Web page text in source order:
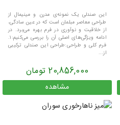
این صندلی یک نمونه‌ی مدرن و مینیمال از
طراحی معاصر مبلمان است که در عین سادگی،
از خلاقیت و نوآوری در فرم بهره می‌برد. در
ادامه ویژگی‌های اصلی آن را بررسی می‌کنیم:۱.
فرم کلی و طراحی:طراحی این صندلی ترکیبی
از...
20,856,000 تومان
مشاهده